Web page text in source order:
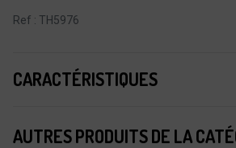
Ref : TH5976
CARACTÉRISTIQUES
AUTRES PRODUITS DE LA